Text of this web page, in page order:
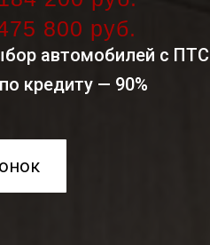
автомобилей с ПТС
кредиту — 90%
800 руб.